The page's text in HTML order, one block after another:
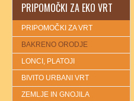
PRIPOMOČKI ZA EKO VRT
PRIPOMOČKI ZA VRT
BAKRENO ORODJE
LONCI, PLATOJI
BIVITO URBANI VRT
ZEMLJE IN GNOJILA